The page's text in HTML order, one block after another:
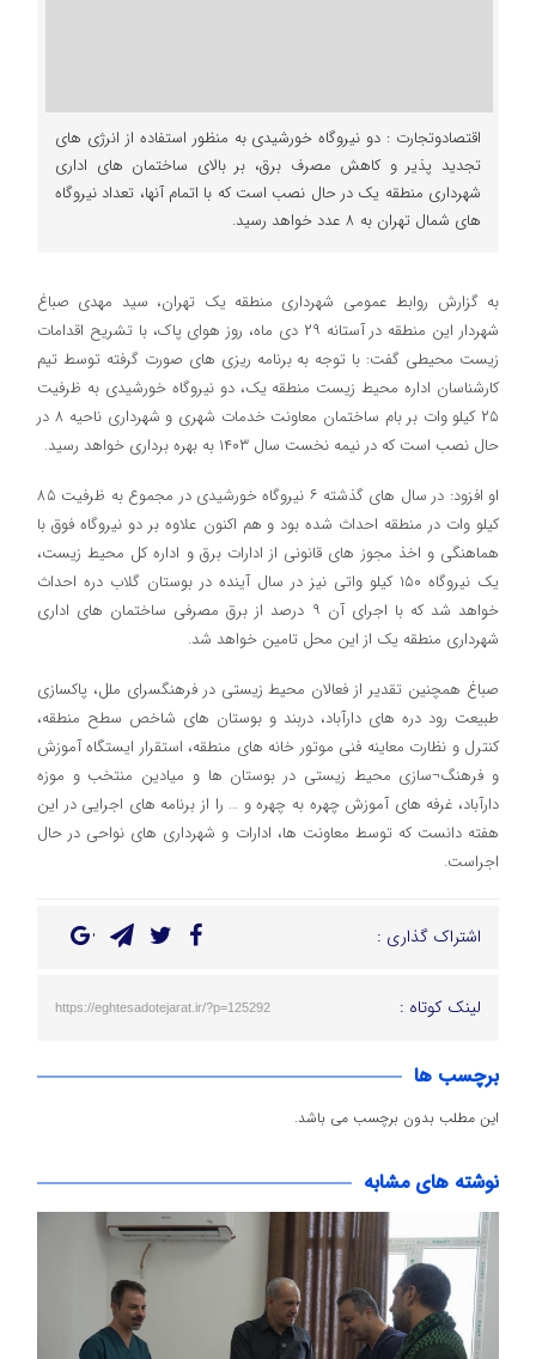
اقتصادوتجارت : دو نیروگاه خورشیدی به منظور استفاده از انرژی های
تجدید پذیر و کاهش مصرف برق، بر بالای ساختمان های اداری
شهرداری منطقه یک در حال نصب است که با اتمام آنها، تعداد نیروگاه
های شمال تهران به ۸ عدد خواهد رسید.
به گزارش روابط عمومی شهرداری منطقه یک تهران، سید مهدی صباغ
شهردار این منطقه در آستانه ۲۹ دی ماه، روز هوای پاک، با تشریح اقدامات
زیست محیطی گفت: با توجه به برنامه ریزی های صورت گرفته توسط تیم
کارشناسان اداره محیط زیست منطقه یک، دو نیروگاه خورشیدی به ظرفیت
۲۵ کیلو وات بر بام ساختمان معاونت خدمات شهری و شهرداری ناحیه ۸ در
حال نصب است که در نیمه نخست سال ۱۴۰۳ به بهره برداری خواهد رسید.
او افزود: در سال های گذشته ۶ نیروگاه خورشیدی در مجموع به ظرفیت ۸۵
کیلو وات در منطقه احداث شده بود و هم اکنون علاوه بر دو نیروگاه فوق با
هماهنگی و اخذ مجوز های قانونی از ادارات برق و اداره کل محیط زیست،
یک نیروگاه ۱۵۰ کیلو واتی نیز در سال آینده در بوستان گلاب دره احداث
خواهد شد که با اجرای آن ۹ درصد از برق مصرفی ساختمان های اداری
شهرداری منطقه یک از این محل تامین خواهد شد.
صباغ همچنین تقدیر از فعالان محیط زیستی در فرهنگسرای ملل، پاکسازی
طبیعت رود دره های دارآباد، دربند و بوستان های شاخص سطح منطقه،
کنترل و نظارت معاینه فنی موتور خانه های منطقه، استقرار ایستگاه آموزش
و فرهنگ¬سازی محیط زیستی در بوستان ها و میادین منتخب و موزه
دارآباد، غرفه های آموزش چهره به چهره و … را از برنامه های اجرایی در این
هفته دانست که توسط معاونت ها، ادارات و شهرداری های نواحی در حال
اجراست.
اشتراک گذاری :
لینک کوتاه : https://eghtesadotejarat.ir/?p=125292
برچسب ها
این مطلب بدون برچسب می باشد.
نوشته های مشابه